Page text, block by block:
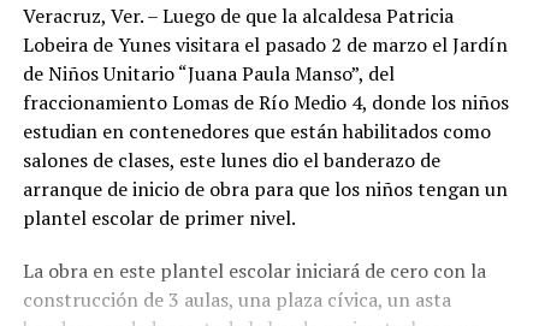
Veracruz, Ver. – Luego de que la alcaldesa Patricia
Lobeira de Yunes visitara el pasado 2 de marzo el Jardín
de Niños Unitario “Juana Paula Manso”, del
fraccionamiento Lomas de Río Medio 4, donde los niños
estudian en contenedores que están habilitados como
salones de clases, este lunes dio el banderazo de
arranque de inicio de obra para que los niños tengan un
plantel escolar de primer nivel.
La obra en este plantel escolar iniciará de cero con la
construcción de 3 aulas, una plaza cívica, un asta